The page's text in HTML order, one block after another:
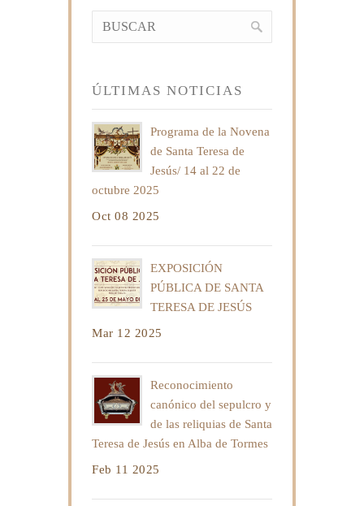
ÚLTIMAS NOTICIAS
Programa de la Novena
de Santa Teresa de
Jesús/ 14 al 22 de
octubre 2025
Oct 08 2025
EXPOSICIÓN
PÚBLICA DE SANTA
TERESA DE JESÚS
Mar 12 2025
Reconocimiento
canónico del sepulcro y
de las reliquias de Santa
Teresa de Jesús en Alba de Tormes
Feb 11 2025